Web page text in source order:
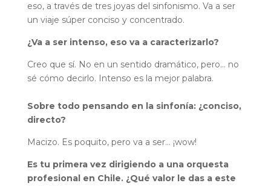
eso, a través de tres joyas del sinfonismo. Va a ser
un viaje súper conciso y concentrado.
¿Va a ser intenso, eso va a caracterizarlo?
Creo que sí. No en un sentido dramático, pero… no
sé cómo decirlo. Intenso es la mejor palabra.
Sobre todo pensando en la sinfonía: ¿conciso,
directo?
Macizo. Es poquito, pero va a ser… ¡wow!
Es tu primera vez dirigiendo a una orquesta
profesional en Chile. ¿Qué valor le das a este